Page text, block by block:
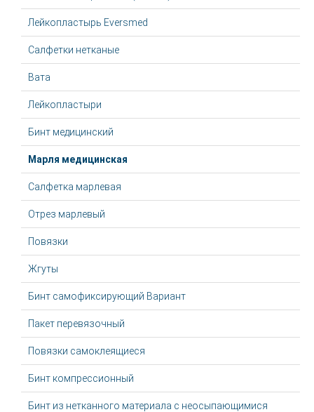
Лейкопластырь Eversmed
Салфетки нетканые
Вата
Лейкопластыри
Бинт медицинский
Марля медицинская
Салфетка марлевая
Отрез марлевый
Повязки
Жгуты
Бинт самофиксирующий Вариант
Пакет перевязочный
Повязки самоклеящиеся
Бинт компрессионный
Бинт из нетканного материала с неосыпающимися